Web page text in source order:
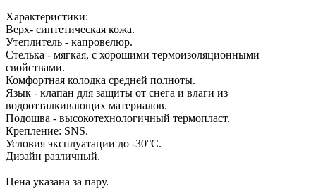
Характеристики:
Верх- синтетическая кожа.
Утеплитель - капровелюр.
Стелька - мягкая, с хорошими термоизоляционными
свойствами.
Комфортная колодка средней полноты.
Язык - клапан для защиты от снега и влаги из
водоотталкивающих материалов.
Подошва - высокотехнологичный термопласт.
Крепление: SNS.
Условия эксплуатации до -30°С.
Дизайн различный.
Цена указана за пару.